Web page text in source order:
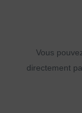
Vous
directement